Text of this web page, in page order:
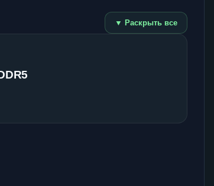
▼ Раскрыть все